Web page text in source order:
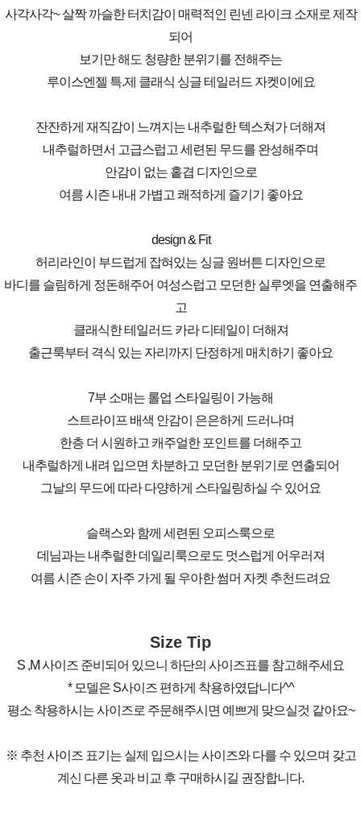
사각사각~ 살짝 까슬한 터치감이 매력적인 린넨 라이크 소재로 제작
되어
보기만 해도 청량한 분위기를 전해주는
루이스엔젤 특.제 클래식 싱글 테일러드 자켓이에요
잔잔하게 재직감이 느껴지는 내추럴한 텍스쳐가 더해져
내추럴하면서 고급스럽고 세련된 무드를 완성해주며
안감이 없는 홑겹 디자인으로
여름 시즌 내내 가볍고 쾌적하게 즐기기 좋아요
design & Fit
허리라인이 부드럽게 잡혀있는 싱글 원버튼 디자인으로
바디를 슬림하게 정돈해주어 여성스럽고 모던한 실루엣을 연출해주
고
클래식한 테일러드 카라 디테일이 더해져
출근룩부터 격식 있는 자리까지 단정하게 매치하기 좋아요
7부 소매는 롤업 스타일링이 가능해
스트라이프 배색 안감이 은은하게 드러나며
한층 더 시원하고 캐주얼한 포인트를 더해주고
내추럴하게 내려 입으면 차분하고 모던한 분위기로 연출되어
그날의 무드에 따라 다양하게 스타일링하실 수 있어요
슬랙스와 함께 세련된 오피스룩으로
데님과는 내추럴한 데일리룩으로도 멋스럽게 어우러져
여름 시즌 손이 자주 가게 될 우아한 썸머 자켓 추천드려요
Size Tip
S ,M 사이즈 준비되어 있으니 하단의 사이즈표를 참고해주세요
* 모델은 S사이즈 편하게 착용하였답니다^^
평소 착용하시는 사이즈로 주문해주시면 예쁘게 맞으실것 같아요~
※ 추천 사이즈 표기는 실제 입으시는 사이즈와 다를 수 있으며 갖고
계신 다른 옷과 비교 후 구매하시길 권장합니다.